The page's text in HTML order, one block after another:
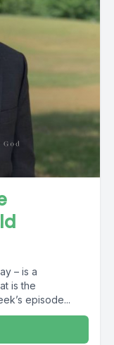
– is a
is the
episode...